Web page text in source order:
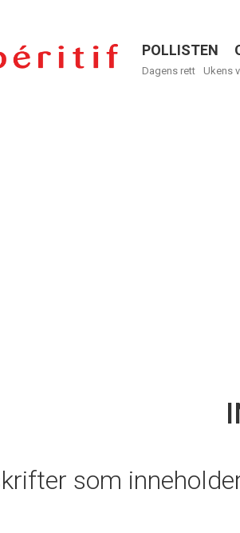
Menu
POLLISTEN
Dagens rett Ukens
som